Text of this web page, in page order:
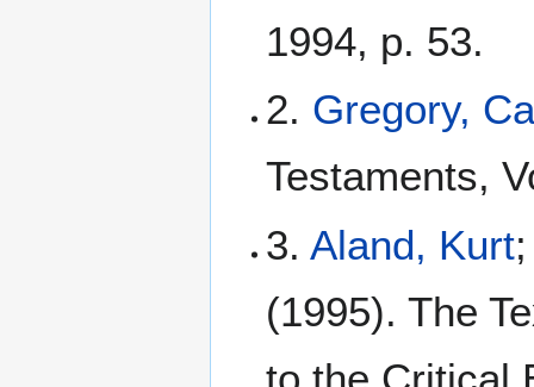
1994, p. 53.
2. Gregory,
Testaments,
3. Aland, Kurt
(1995). The
to the Critical